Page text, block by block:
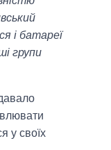
і батареї
групи
у своїх